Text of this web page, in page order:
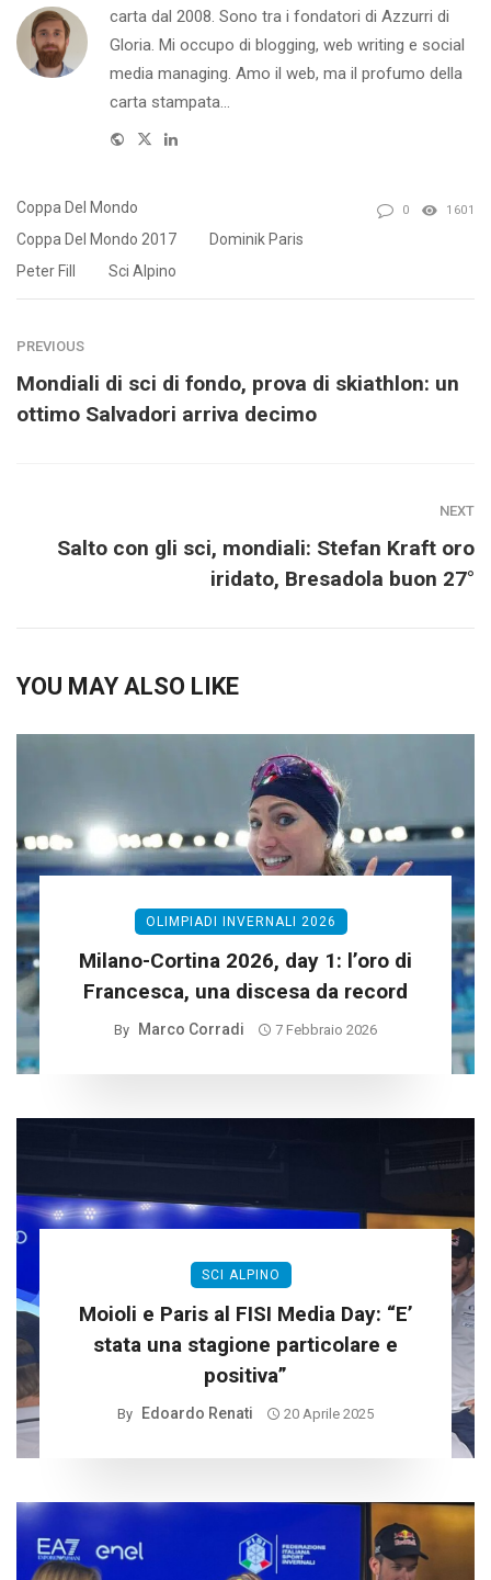
carta dal 2008. Sono tra i fondatori di Azzurri di
Gloria. Mi occupo di blogging, web writing e social
media managing. Amo il web, ma il profumo della
carta stampata...
WebsiteTwitterLinkedin
Coppa Del Mondo
Coppa Del Mondo 2017
Dominik Paris
Peter Fill
Sci Alpino
0 1601
PREVIOUS
Mondiali di sci di fondo, prova di skiathlon: un
ottimo Salvadori arriva decimo
NEXT
Salto con gli sci, mondiali: Stefan Kraft oro
iridato, Bresadola buon 27°
YOU MAY ALSO LIKE
OLIMPIADI INVERNALI 2026
Milano-Cortina 2026, day 1: l’oro di
Francesca, una discesa da record
By Marco Corradi 7 Febbraio 2026
SCI ALPINO
Moioli e Paris al FISI Media Day: “E’
stata una stagione particolare e
positiva”
By Edoardo Renati 20 Aprile 2025